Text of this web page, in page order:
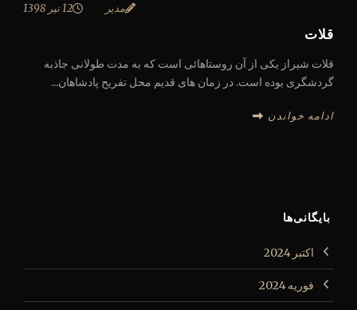
12 تیر 1398 مدیر
قلات
قلات شیراز یکی از آن روستاهائی است که به مدت طولانی جاذبه
گردشگری بوده است. در زمان های قدیم محل تفریح پادشاهان...
ادامه خواندن
بایگانی‌ها
اکتبر 2024
فوریه 2024